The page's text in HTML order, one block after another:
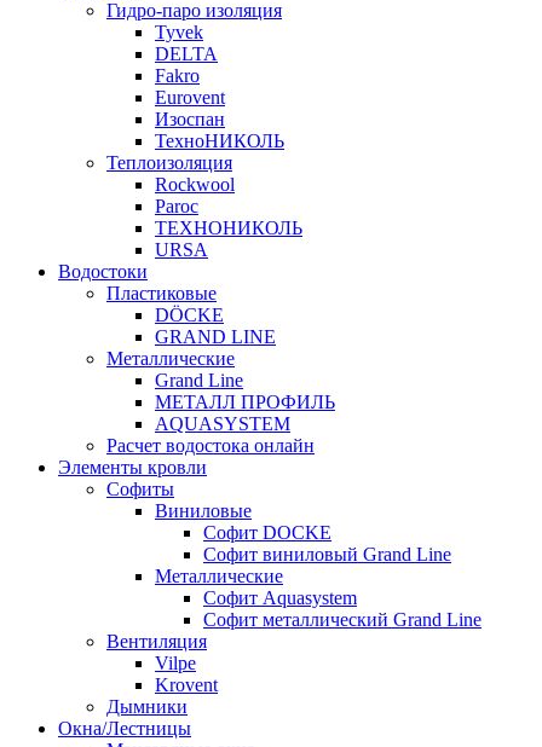
Гидро-паро изоляция
Tyvek
DELTA
Fakro
Eurovent
Изоспан
ТехноНИКОЛЬ
Теплоизоляция
Rockwool
Paroc
ТЕХНОНИКОЛЬ
URSA
Водостоки
Пластиковые
DÖCKE
GRAND LINE
Металлические
Grand Line
МЕТАЛЛ ПРОФИЛЬ
AQUASYSTEM
Расчет водостока онлайн
Элементы кровли
Софиты
Виниловые
Софит DOCKE
Софит виниловый Grand Line
Металлические
Софит Aquasystem
Софит металлический Grand Line
Вентиляция
Vilpe
Krovent
Дымники
Окна/Лестницы